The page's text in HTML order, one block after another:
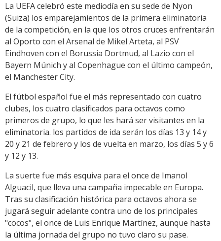
La UEFA celebró este mediodía en su sede de Nyon
(Suiza) los emparejamientos de la primera eliminatoria
de la competición, en la que los otros cruces enfrentarán
al Oporto con el Arsenal de Mikel Arteta, al PSV
Eindhoven con el Borussia Dortmud, al Lazio con el
Bayern Múnich y al Copenhague con el último campeón,
el Manchester City.
El fútbol español fue el más representado con cuatro
clubes, los cuatro clasificados para octavos como
primeros de grupo, lo que les hará ser visitantes en la
eliminatoria. los partidos de ida serán los días 13 y 14 y
20 y 21 de febrero y los de vuelta en marzo, los días 5 y 6
y 12 y 13.
La suerte fue más esquiva para el once de Imanol
Alguacil, que lleva una campaña impecable en Europa.
Tras su clasificación histórica para octavos ahora se
jugará seguir adelante contra uno de los principales
"cocos", el once de Luis Enrique Martínez, aunque hasta
la última jornada del grupo no tuvo claro su pase.